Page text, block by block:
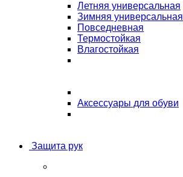
Летняя универсальная
Зимняя универсальная
Повседневная
Термостойкая
Влагостойкая
Аксессуары для обуви
Защита рук